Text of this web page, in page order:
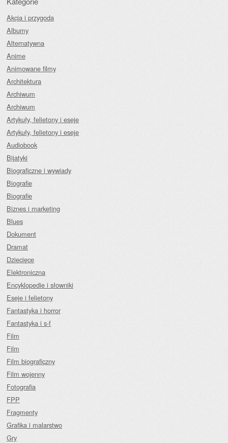
Akcja i przygoda
Albumy
Alternatywna
Anime
Animowane filmy
Architektura
Archiwum
Archiwum
Artykuły, felietony i eseje
Artykuły, felietony i eseje
Audiobook
Bijatyki
Biograficzne i wywiady
Biografie
Biografie
Biznes i marketing
Blues
Dokument
Dramat
Dziecięce
Elektroniczna
Encyklopedie i słowniki
Eseje i felietony
Fantastyka i horror
Fantastyka i s-f
Film
Film
Film biograficzny
Film wojenny
Fotografia
FPP
Fragmenty
Grafika i malarstwo
Gry